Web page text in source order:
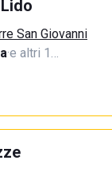
San Giovanni
·e altri 1…